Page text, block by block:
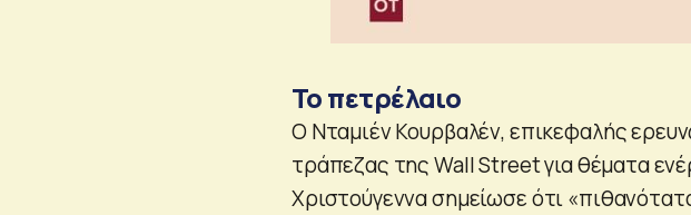
Το πετρέλαιο
Ο Νταμιέν Κουρβαλέν, επικεφαλής
τράπεζας της Wall Street για θέματα
Χριστούγεννα σημείωσε ότι